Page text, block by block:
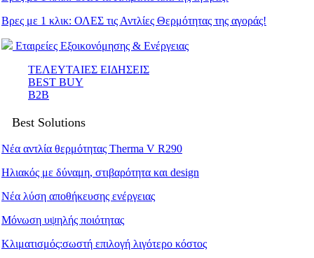
Βρες με 1 κλικ: ΟΛΕΣ τις Αντλίες Θερμότητας της αγοράς!
Εταιρείες Εξοικονόμησης & Ενέργειας
ΤΕΛΕΥΤΑΙΕΣ ΕΙΔΗΣΕΙΣ
BEST BUY
B2B
Best Solutions
Νέα αντλία θερμότητας Therma V R290
Ηλιακός με δύναμη, στιβαρότητα και design
Νέα λύση αποθήκευσης ενέργειας
Μόνωση υψηλής ποιότητας
Κλιματισμός:σωστή επιλογή λιγότερο κόστος